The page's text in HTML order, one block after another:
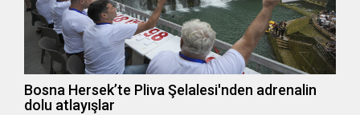
Bosna Hersek’te Pliva Şelalesi'nden adrenalin
dolu atlayışlar